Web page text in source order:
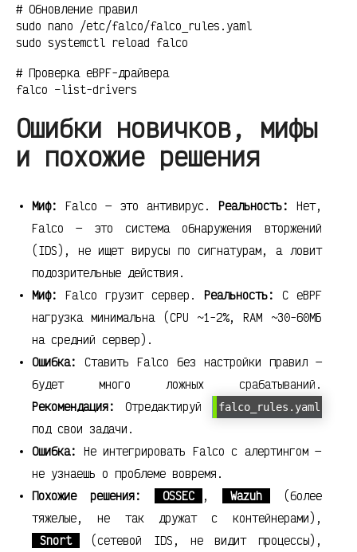
# Обновление правил
sudo nano /etc/falco/falco_rules.yaml
sudo systemctl reload falco
# Проверка eBPF-драйвера
falco –list-drivers
Ошибки новичков, мифы
и похожие решения
Миф: Falco — это антивирус. Реальность: Нет,
Falco — это система обнаружения вторжений
(IDS), не ищет вирусы по сигнатурам, а ловит
подозрительные действия.
Миф:
Falco грузит сервер. Реальность: С eBPF
нагрузка минимальна (CPU ~1-2%, RAM ~30-60МБ
на средний сервер).
Ошибка:
Ставить Falco без настройки правил —
будет много ложных срабатываний.
Рекомендация:
Отредактируй falco_rules.yaml
под свои задачи.
Ошибка: Не интегрировать Falco с алертингом —
не узнаешь о проблеме вовремя.
Похожие решения:
OSSEC , Wazuh
(более
тяжелые, не так дружат с контейнерами),
Snort
(сетевой IDS, не видит процессы),